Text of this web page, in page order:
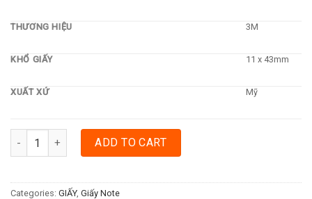
THƯƠNG HIỆU 3M
KHỔ GIẤY 11 x 43mm
XUẤT XỨ Mỹ
GIẤY NOTE POST-IT PHÂN TRANG NHỰA MŨI TÊN 5 MÀU 11 X
ADD TO CART
Categories: GIẤY, Giấy Note